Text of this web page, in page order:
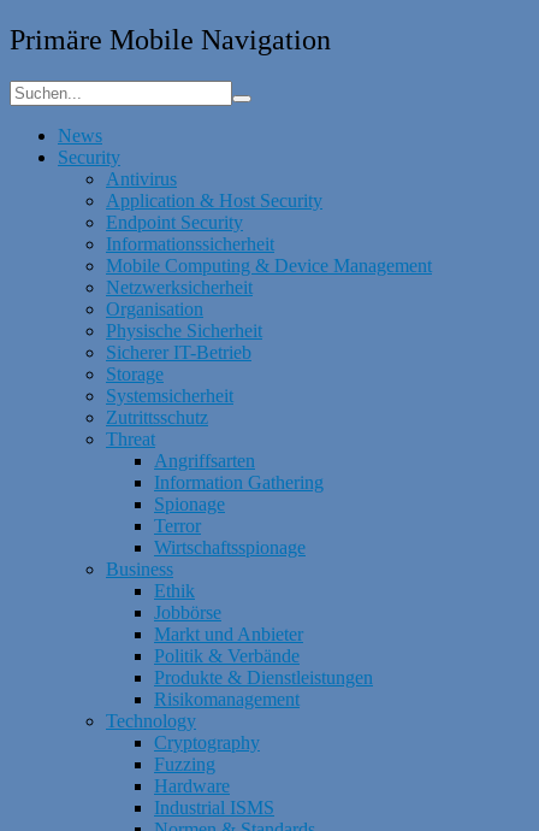
Primäre Mobile Navigation
News
Security
Antivirus
Application & Host Security
Endpoint Security
Informationssicherheit
Mobile Computing & Device Management
Netzwerksicherheit
Organisation
Physische Sicherheit
Sicherer IT-Betrieb
Storage
Systemsicherheit
Zutrittsschutz
Threat
Angriffsarten
Information Gathering
Spionage
Terror
Wirtschaftsspionage
Business
Ethik
Jobbörse
Markt und Anbieter
Politik & Verbände
Produkte & Dienstleistungen
Risikomanagement
Technology
Cryptography
Fuzzing
Hardware
Industrial ISMS